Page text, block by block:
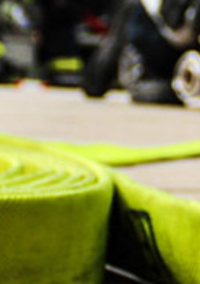
FEUERWEHRKAPELLE
TECHNIK
SERVICE